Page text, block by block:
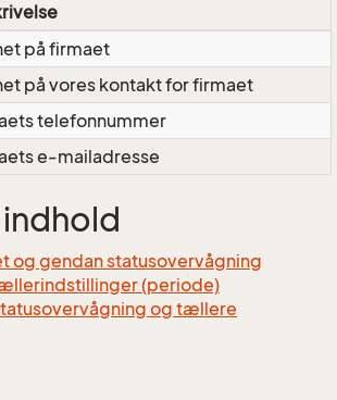
på firmaet
på vores kontakt for firmaet
telefonnummer
e-mailadresse
og gendan statusovervågning
(periode)
og tællere